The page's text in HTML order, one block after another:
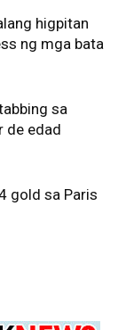
higpitan
ng mga bata
sa
de edad
gold sa Paris